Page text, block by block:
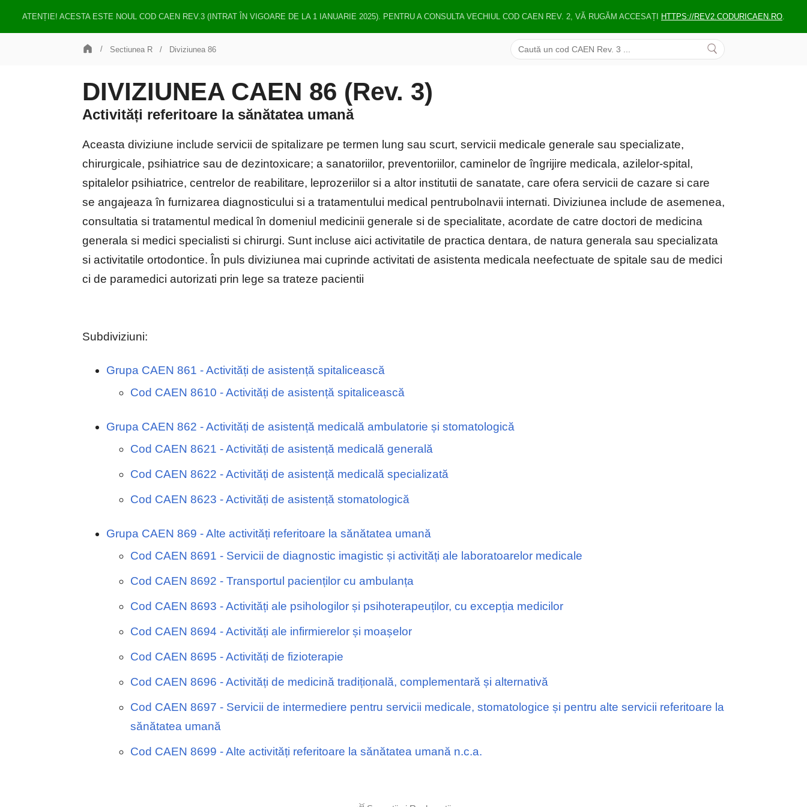
ATENȚIE! ACESTA ESTE NOUL COD CAEN REV.3 (INTRAT ÎN VIGOARE DE LA 1 IANUARIE 2025). PENTRU A CONSULTA VECHIUL COD CAEN REV. 2, VĂ RUGĂM ACCESAȚI HTTPS://REV2.CODURICAEN.RO.
Sectiunea R Diviziunea 86
DIVIZIUNEA CAEN 86 (Rev. 3)
Activități referitoare la sănătatea umană
Aceasta diviziune include servicii de spitalizare pe termen lung sau scurt, servicii medicale generale sau specializate,
chirurgicale, psihiatrice sau de dezintoxicare; a sanatoriilor, preventoriilor, caminelor de îngrijire medicala, azilelor-spital,
spitalelor psihiatrice, centrelor de reabilitare, leprozeriilor si a altor institutii de sanatate, care ofera servicii de cazare si care
se angajeaza în furnizarea diagnosticului si a tratamentului medical pentrubolnavii internati. Diviziunea include de asemenea,
consultatia si tratamentul medical în domeniul medicinii generale si de specialitate, acordate de catre doctori de medicina
generala si medici specialisti si chirurgi. Sunt incluse aici activitatile de practica dentara, de natura generala sau specializata
si activitatile ortodontice. În puls diviziunea mai cuprinde activitati de asistenta medicala neefectuate de spitale sau de medici
ci de paramedici autorizati prin lege sa trateze pacientii
Subdiviziuni:
Grupa CAEN 861 - Activități de asistență spitalicească
Cod CAEN 8610 - Activități de asistență spitalicească
Grupa CAEN 862 - Activități de asistență medicală ambulatorie și stomatologică
Cod CAEN 8621 - Activități de asistență medicală generală
Cod CAEN 8622 - Activități de asistență medicală specializată
Cod CAEN 8623 - Activități de asistență stomatologică
Grupa CAEN 869 - Alte activități referitoare la sănătatea umană
Cod CAEN 8691 - Servicii de diagnostic imagistic și activități ale laboratoarelor medicale
Cod CAEN 8692 - Transportul pacienților cu ambulanța
Cod CAEN 8693 - Activități ale psihologilor și psihoterapeuților, cu excepția medicilor
Cod CAEN 8694 - Activități ale infirmierelor și moașelor
Cod CAEN 8695 - Activități de fizioterapie
Cod CAEN 8696 - Activități de medicină tradițională, complementară și alternativă
Cod CAEN 8697 - Servicii de intermediere pentru servicii medicale, stomatologice și pentru alte servicii referitoare la
sănătatea umană
Cod CAEN 8699 - Alte activități referitoare la sănătatea umană n.c.a.